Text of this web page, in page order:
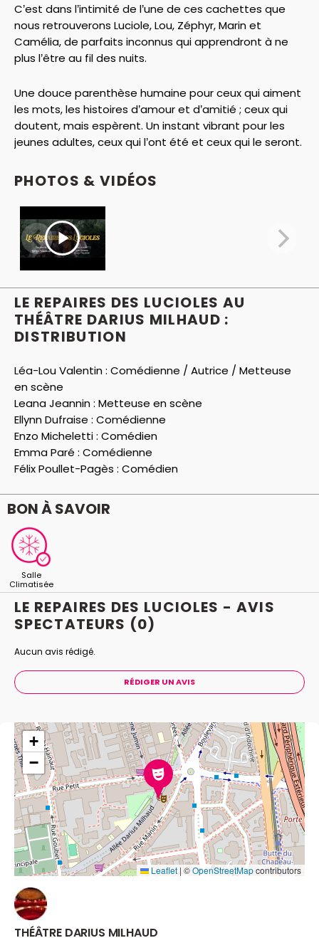
C’est dans l’intimité de l’une de ces cachettes que
nous retrouverons Luciole, Lou, Zéphyr, Marin et
Camélia, de parfaits inconnus qui apprendront à ne
plus l’être au fil des nuits.
Une douce parenthèse humaine pour ceux qui aiment
les mots, les histoires d’amour et d’amitié ; ceux qui
doutent, mais espèrent. Un instant vibrant pour les
jeunes adultes, ceux qui l’ont été et ceux qui le seront.
PHOTOS & VIDÉOS
LE REPAIRES DES LUCIOLES AU
THÉÂTRE DARIUS MILHAUD :
DISTRIBUTION
Léa-Lou Valentin : Comédienne / Autrice / Metteuse
en scène
Leana Jeannin : Metteuse en scène
Ellynn Dufraise : Comédienne
Enzo Micheletti : Comédien
Emma Paré : Comédienne
Félix Poullet-Pagès : Comédien
BON À SAVOIR
Salle
Climatisée
LE REPAIRES DES LUCIOLES - AVIS
SPECTATEURS (0)
Aucun avis rédigé.
RÉDIGER UN AVIS
+
−
Leaflet | ©OpenStreetMapcontributors
THÉÂTRE DARIUS MILHAUD